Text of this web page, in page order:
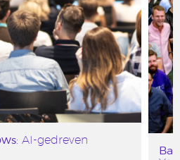
: AI-gedreven